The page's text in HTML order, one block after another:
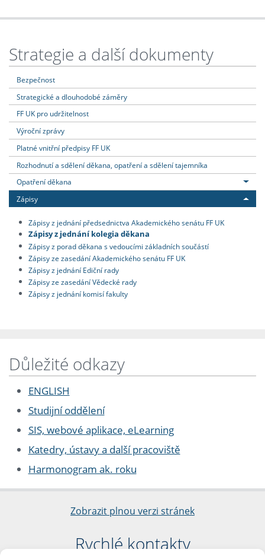
Strategie a další dokumenty
Bezpečnost
Strategické a dlouhodobé záměry
FF UK pro udržitelnost
Výroční zprávy
Platné vnitřní předpisy FF UK
Rozhodnutí a sdělení děkana, opatření a sdělení tajemníka
Opatření děkana
Zápisy
Zápisy z jednání předsednictva Akademického senátu FF UK
Zápisy z jednání kolegia děkana
Zápisy z porad děkana s vedoucími základních součástí
Zápisy ze zasedání Akademického senátu FF UK
Zápisy z jednání Ediční rady
Zápisy ze zasedání Vědecké rady
Zápisy z jednání komisí fakulty
Důležité odkazy
ENGLISH
Studijní oddělení
SIS, webové aplikace, eLearning
Katedry, ústavy a další pracoviště
Harmonogram ak. roku
Zobrazit plnou verzi stránek
Rychlé kontakty